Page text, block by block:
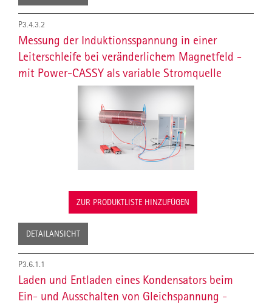
P3.4.3.2
Messung der Induktionsspannung in einer
Leiterschleife bei veränderlichem Magnetfeld -
mit Power-CASSY als variable Stromquelle
ZUR PRODUKTLISTE HINZUFÜGEN
DETAILANSICHT
P3.6.1.1
Laden und Entladen eines Kondensators beim
Ein- und Ausschalten von Gleichspannung -